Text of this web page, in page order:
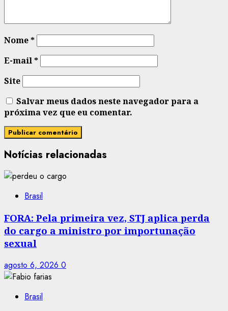
Nome*
E-mail*
Site
Salvar meus dados neste navegador para a
próxima vez que eu comentar.
Notícias relacionadas
Brasil
FORA: Pela primeira vez, STJ aplica perda
do cargo a ministro por importunação
sexual
agosto 6, 2026 0
Brasil